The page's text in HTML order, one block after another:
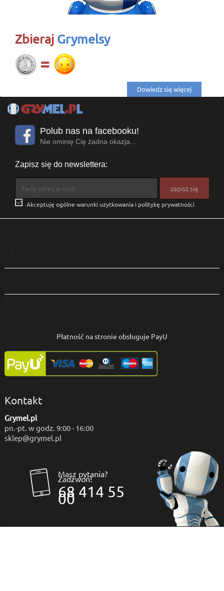
Zbieraj Grymelsy
Dowiedz się więcej
Polub nas na facebooku!
Nie ominię Cię żadna okazja...
Zapisz się do newslettera:
 Akceptuję ogólne warunki użytkowania i politykę prywatności
Płatność na stronie obsługuje PayU
Kontakt
Grymel.pl
pn.-pt. w godz. 9:00 - 16:00
sklep@grymel.pl
Masz pytania?
Zadzwoń!
68 414 55
00